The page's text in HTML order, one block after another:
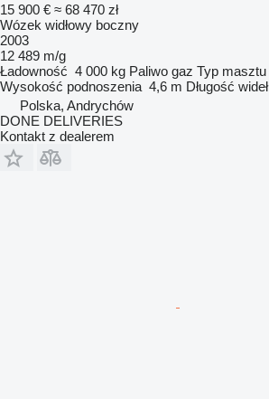
15 900 € ≈ 68 470 zł
Wózek widłowy boczny
2003
12 489 m/g
Ładowność 4 000 kg Paliwo gaz Typ masztu
Wysokość podnoszenia 4,6 m Długość wideł
Polska, Andrychów
DONE DELIVERIES
Kontakt z dealerem